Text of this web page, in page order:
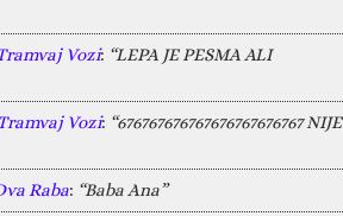
Vozi: “LEPA JE PESMA ALI
Vozi: “676767676767676767676767 NIJE
Raba: “Baba Ana”